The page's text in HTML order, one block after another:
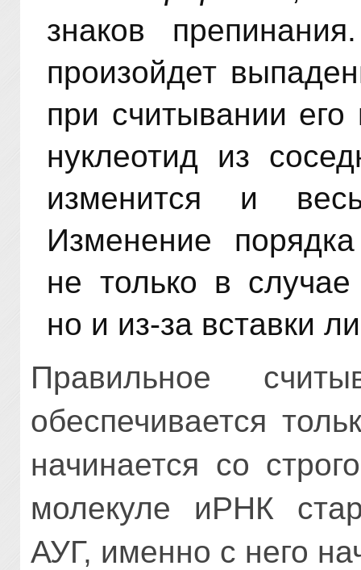
знаков
произойдет
при считывании
нуклеотид из
изменится и
Изменение
не только в
но и из-за вставки
Правильное
обеспечивается
начинается со
молекуле иРНК
АУГ, именно с него